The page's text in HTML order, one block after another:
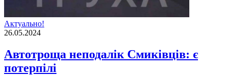
Актуально!
26.05.2024
Автотроща неподалік Смиківців: є
потерпілі